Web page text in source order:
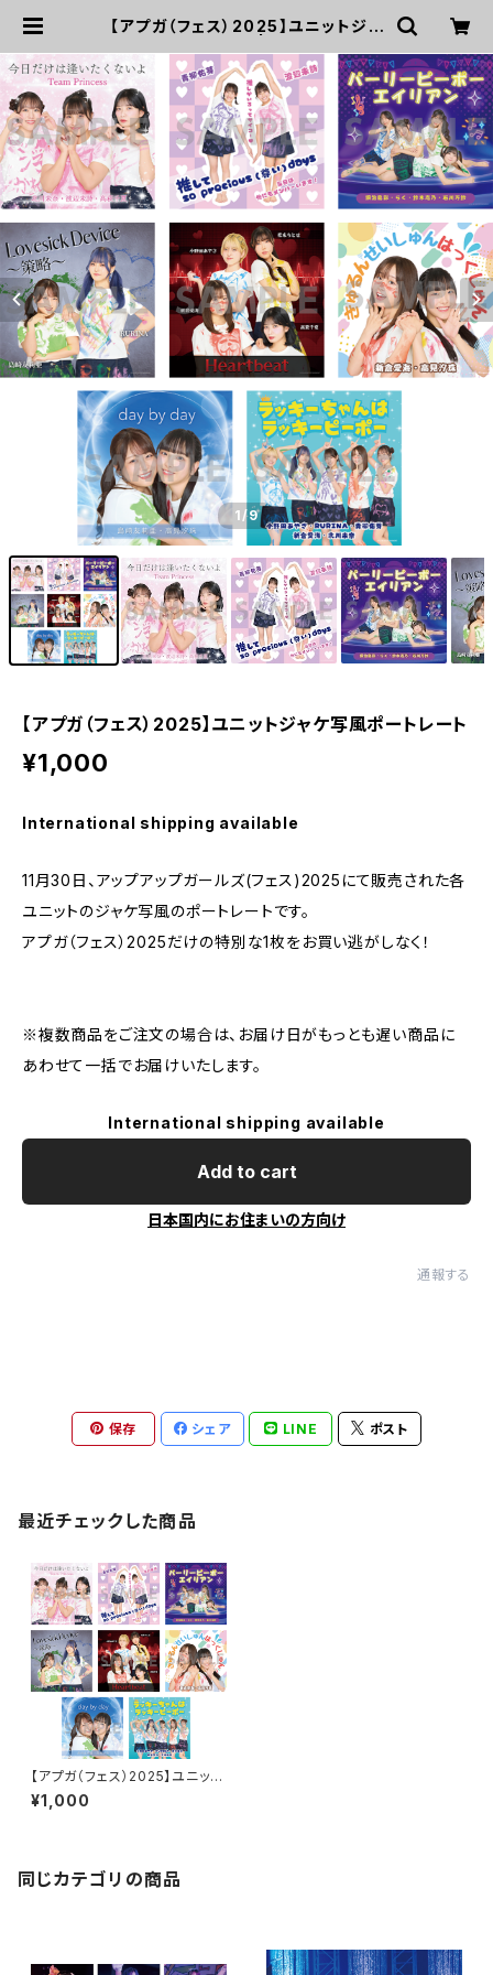
【アプガ（フェス）2025】ユニットジャ
SHOP
1 /9
【アプガ（フェス）2025】ユニットジャケ写風ポートレート
¥1,000
International shipping available
11月30日、アップアップガールズ(フェス)2025にて販売された各
ユニットのジャケ写風のポートレートです。
アプガ（フェス）2025だけの特別な1枚をお買い逃がしなく！
※複数商品をご注文の場合は、お届け日がもっとも遅い商品に
あわせて一括でお届けいたします。
International shipping available
Add to cart
日本国内にお住まいの方向け
通報する
保存 シェア LINE ポスト
最近チェックした商品
【アプガ（フェス）2025】ユニット
ジャケ写風ポートレート
¥1,000
同じカテゴリの商品